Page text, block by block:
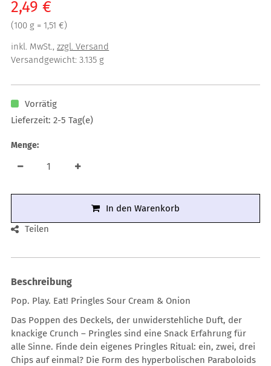
Verkaufspreis: 2,49 €
2,49 €
Preis pro 100 g = 1,51 €
(100 g = 1,51 €)
inkl. MwSt.,zzgl. Versand
Versandgewicht: 3.135 g
Vorrätig
Lieferzeit: 2-5 Tag(e)
Menge:
In den Warenkorb
Teilen
Beschreibung
Pop. Play. Eat! Pringles Sour Cream & Onion
Das Poppen des Deckels, der unwiderstehliche Duft, der
knackige Crunch – Pringles sind eine Snack Erfahrung für
alle Sinne. Finde dein eigenes Pringles Ritual: ein, zwei, drei
Chips auf einmal? Die Form des hyperbolischen Paraboloids